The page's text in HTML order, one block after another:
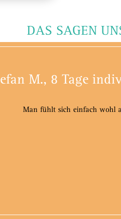
DAS SAGEN
M., 8 Tage
Man fühlt sich einfach wohl